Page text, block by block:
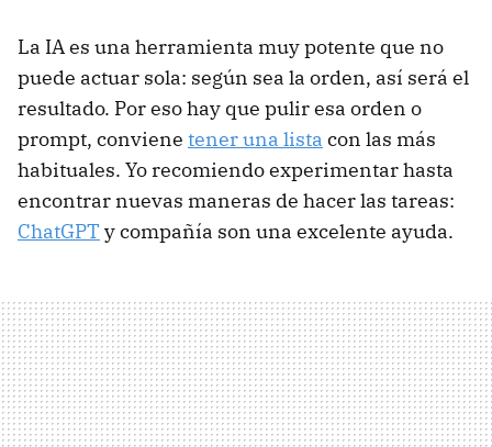
La IA es una herramienta muy potente que no
puede actuar sola: según sea la orden, así será el
resultado. Por eso hay que pulir esa orden o
prompt, conviene tener una lista con las más
habituales. Yo recomiendo experimentar hasta
encontrar nuevas maneras de hacer las tareas:
ChatGPT y compañía son una excelente ayuda.